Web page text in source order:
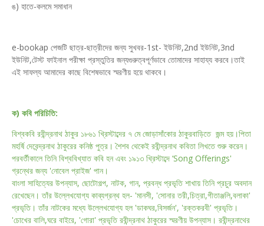
ঙ) হাতে-কলমে সমাধান
e-bookap পেজটি ছাত্র-ছাত্রীদের জন্য সুখবর-1st- ইউনিট,2nd ইউনিট,3nd
ইউনিট,টেস্ট ফাইনাল পরীক্ষা প্রস্তুতির জন্যগুরুত্বপূর্ণভাবে তোমাদের সাহায্য করবে।তাই
এই সাফল্য আমাদের কাছে বিশেষভাবে স্মরণীয় হয়ে থাকবে।
ক) কবি পরিচিতি:
বিশ্বকবি রবীন্দ্রনাথ ঠাকুর ১৮৬১ খ্রিস্টাব্দের ৭ মে জোড়াসাঁকোর ঠাকুরবাড়িতে জন্ম হয়।পিতা
মহর্ষিদেবেন্দ্রনাথ ঠাকুরের কনিষ্ঠ পুত্র। শৈশব থেকেই রবীন্দ্রনাথ কবিতা লিখতে শুরু করেন।
পরবর্তীকালে তিনি বিশ্ববিখ্যাত কবি হন এবং ১৯১৩ খ্রিস্টাব্দে ‘Song Offerings'
গ্রন্থের জন্য 'নোবেল প্রাইজ' পান।
বাংলা সাহিত্যের উপন্যাস, ছোটোগল্প, নাটক, গান, প্রবন্ধ প্রভৃতি শাখায় তিনি প্রচুর অবদান
রেখেছেন।তাঁর উল্লেখযোগ্য কাব্যগ্রন্থ হল- 'মানসী, 'সোনার তরী,চিত্রা,গীতাঞ্জলি,বলাকা'
প্রভৃতি। তাঁর নাটকের মধ্যে উল্লেখযোগ্য হল 'ডাকঘর,বিসর্জন', 'রক্তকরবী' প্রভৃতি।
'চোখের বালি,ঘরে বাইরে, 'গোরা' প্রভৃতিরবীন্দ্রনাথ ঠাকুরের স্মরণীয় উপন্যাস। রবীন্দ্রনাথের